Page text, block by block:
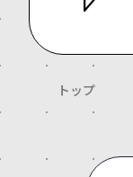
トップ